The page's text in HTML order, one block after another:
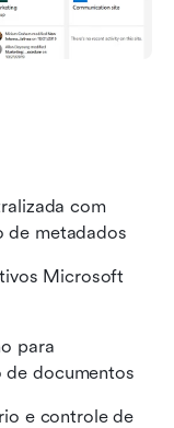
com
de metadados
Microsoft
para
de documentos
e controle de